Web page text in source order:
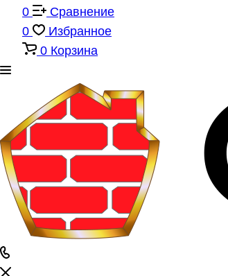
0
Сравнение
0
Избранное
0 Корзина